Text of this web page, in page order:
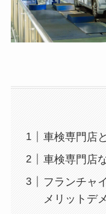
車検専門店
車検専門店
フランチャ
メリットデ